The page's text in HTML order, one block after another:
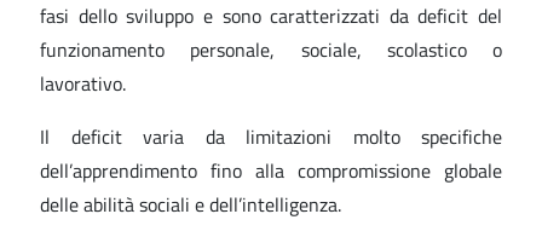
fasi dello sviluppo e sono caratterizzati da deficit del
funzionamento personale, sociale, scolastico o
lavorativo.
Il deficit varia da limitazioni molto specifiche
dell’apprendimento fino alla compromissione globale
delle abilità sociali e dell’intelligenza.